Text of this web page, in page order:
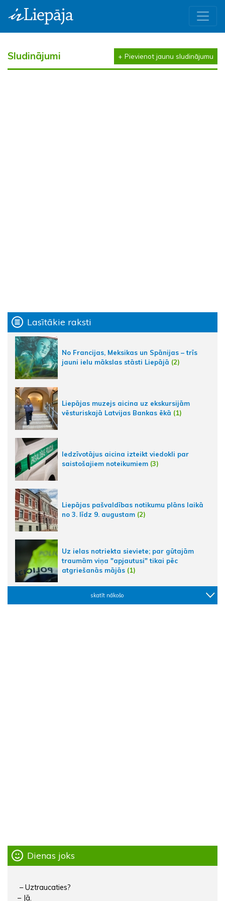
Sludinājumi + Pievienot jaunu sludinājumu
Lasītākie raksti
No Francijas, Meksikas un Spānijas – trīs
jauni ielu mākslas stāsti Liepājā (2)
Liepājas muzejs aicina uz ekskursijām
vēsturiskajā Latvijas Bankas ēkā (1)
Iedzīvotājus aicina izteikt viedokli par
saistošajiem noteikumiem (3)
Liepājas pašvaldības notikumu plāns laikā
no 3. līdz 9. augustam (2)
Uz ielas notriekta sieviete; par gūtajām
traumām viņa "apjautusi" tikai pēc
atgriešanās mājās (1)
skatīt nākošo
Dienas joks
– Uztraucaties?
– Jā.